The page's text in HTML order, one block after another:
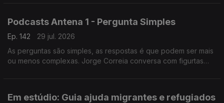
Podcasts Antena 1 - Pergunta Simples
Ep. 142
29 jul. 2026
As perguntas são simples, as respostas é que podem ser mais
ou menos complexas. Jorge Correia conversa com figurtas
Em estúdio: Guia ajuda migrantes e refugiados